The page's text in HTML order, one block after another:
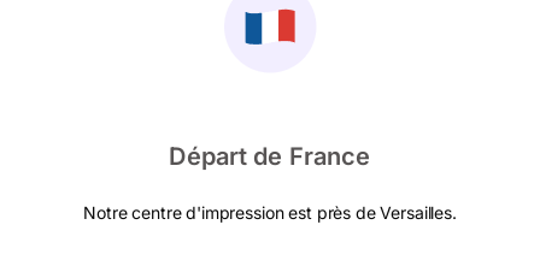
Départ de France
Notre centre d'impression est près de Versailles.